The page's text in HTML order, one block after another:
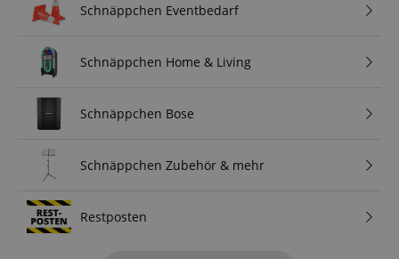
Schnäppchen Eventbedarf
Schnäppchen Home & Living
Schnäppchen Bose
Schnäppchen Zubehör & mehr
Restposten